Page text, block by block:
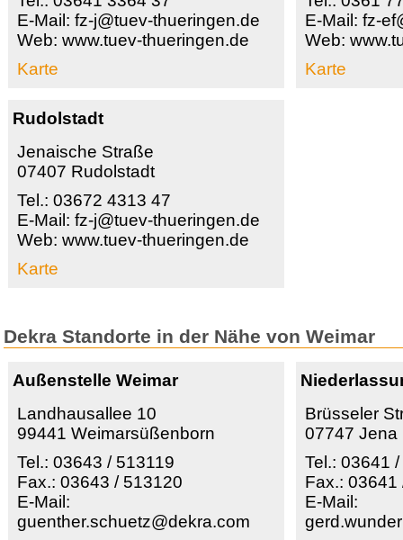
E-Mail: fz-j@tuev-thueringen.de
Web: www.tuev-thueringen.de
Karte
E-Mail: fz-
Web:
Karte
Rudolstadt
Jenaische Straße
07407 Rudolstadt
Tel.: 03672 4313 47
E-Mail: fz-j@tuev-thueringen.de
Web: www.tuev-thueringen.de
Karte
Dekra Standorte in der Nähe von Weimar
Außenstelle Weimar
Landhausallee 10
99441 Weimarsüßenborn
Tel.: 03643 / 513119
Fax.: 03643 / 513120
E-Mail:
guenther.schuetz@dekra.com
Brüsseler
07747 Jena
Tel.: 03641
Fax.: 03641
E-Mail: